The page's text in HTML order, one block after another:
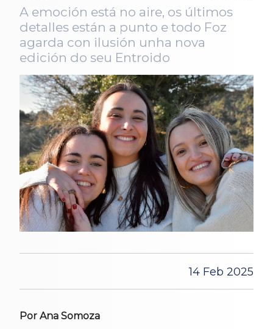
A emoción está no aire, os últimos
detalles están a punto e todo Foz
agarda con ilusión unha nova
edición do seu Entroido
14 Feb 2025
Por Ana Somoza